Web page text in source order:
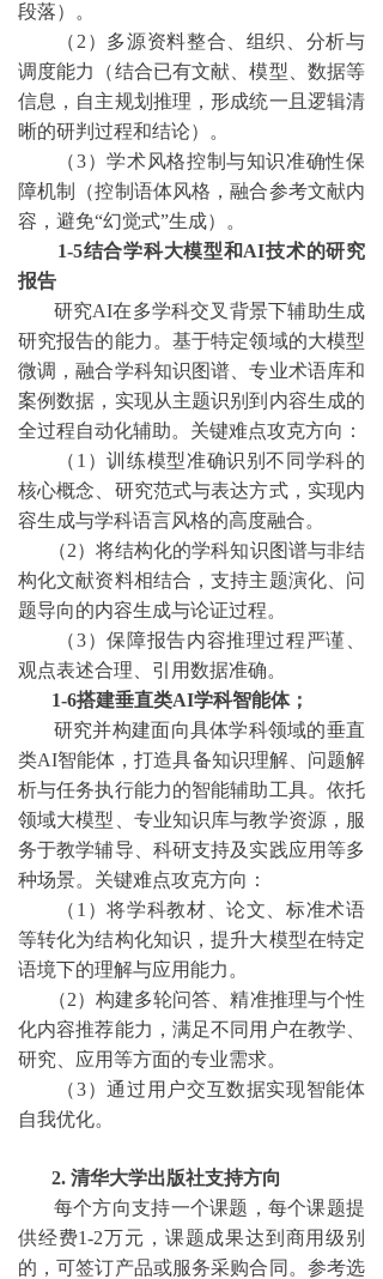
段落）。
（ 2）多源资料整合、组织、分析与
调度能力（结合已有文献、模型、数据等
信息，自主规划推理，形成统一且逻辑清
晰的研判过程和结论）。
（3）学术风格控制与知识准确性保
障机制（控制语体风格，融合参考文献内
容，避免“幻觉式”生成）。
1-5结合学科大模型和AI技术的研究
报告
研究AI在多学科交叉背景下辅助生成
研究报告的能力。基于特定领域的大模型
微调，融合学科知识图谱、专业术语库和
案例数据，实现从主题识别到内容生成的
全过程自动化辅助。关键难点攻克方向：
（ 1）训练模型准确识别不同学科的
核心概念、研究范式与表达方式，实现内
容生成与学科语言风格的高度融合。
（2）将结构化的学科知识图谱与非结
构化文献资料相结合，支持主题演化、问
题导向的内容生成与论证过程。
（3）保障报告内容推理过程严谨、
观点表述合理、引用数据准确。
1-6搭建垂直类AI学科智能体；
研究并构建面向具体学科领域的垂直
类AI智能体，打造具备知识理解、问题解
析与任务执行能力的智能辅助工具。依托
领域大模型、专业知识库与教学资源，服
务于教学辅导、科研支持及实践应用等多
种场景。关键难点攻克方向：
（ 1）将学科教材、论文、标准术语
等转化为结构化知识，提升大模型在特定
语境下的理解与应用能力。
（2）构建多轮问答、精准推理与个性
化内容推荐能力，满足不同用户在教学、
研究、应用等方面的专业需求。
（3）通过用户交互数据实现智能体
自我优化。
2. 清华大学出版社支持方向
每个方向支持一个课题，每个课题提
供经费1-2万元，课题成果达到商用级别
的，可签订产品或服务采购合同。参考选